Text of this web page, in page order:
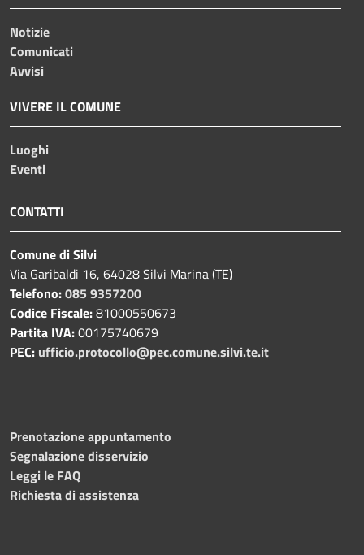
Notizie
Comunicati
Avvisi
VIVERE IL COMUNE
Luoghi
Eventi
CONTATTI
Comune di Silvi
Via Garibaldi 16, 64028 Silvi Marina (TE)
Telefono:085 9357200
Codice Fiscale:81000550673
Partita IVA:00175740679
PEC: ufficio.protocollo@pec.comune.silvi.te.it
Prenotazione appuntamento
Segnalazione disservizio
Leggi le FAQ
Richiesta di assistenza